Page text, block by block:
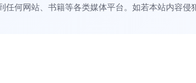
任何网站、书籍等各类媒体平台。如若本站内容